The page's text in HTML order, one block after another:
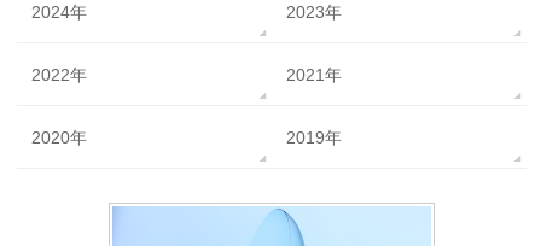
2024年 2023年
2022年 2021年
2020年 2019年